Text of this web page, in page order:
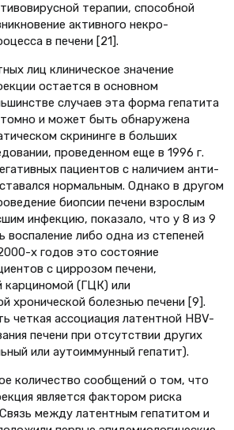
терапии, способной
активного некро-
в печени [21].
лиц клиническое значение
остается в основном
случаев эта форма гепатита
и может быть обнаружена
скрининге в больших
проведенном еще в 1996 г.
пациентов с наличием анти-
нормальным. Однако в другом
биопсии печени взрослым
инфекцию, показало, что у 8 из 9
воспаление либо одна из степеней
х годов это состояние
с циррозом печени,
карциномой (ГЦК) или
хронической болезнью печени [9].
четкая ассоциация латентной HBV-
печени при отсутствии других
или аутоиммунный гепатит).
количество сообщений о том, что
является фактором риска
между латентным гепатитом и